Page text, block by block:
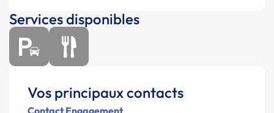
Services disponibles
Vos principaux contacts